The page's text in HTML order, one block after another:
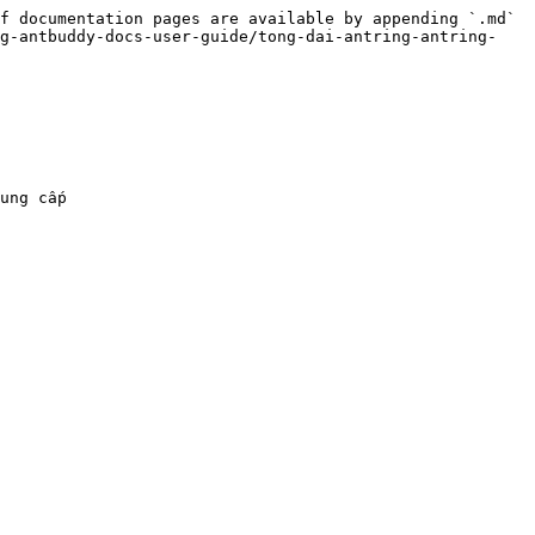
pages are available by appending `.md`
antbuddy-docs-user-guide/tong-dai-antring-antring-
cấp